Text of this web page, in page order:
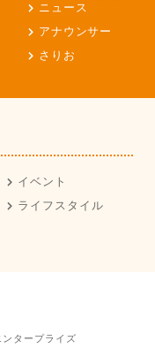
ニュース
アナウンサー
さりお
イベント
ライフスタイル
タープライズ